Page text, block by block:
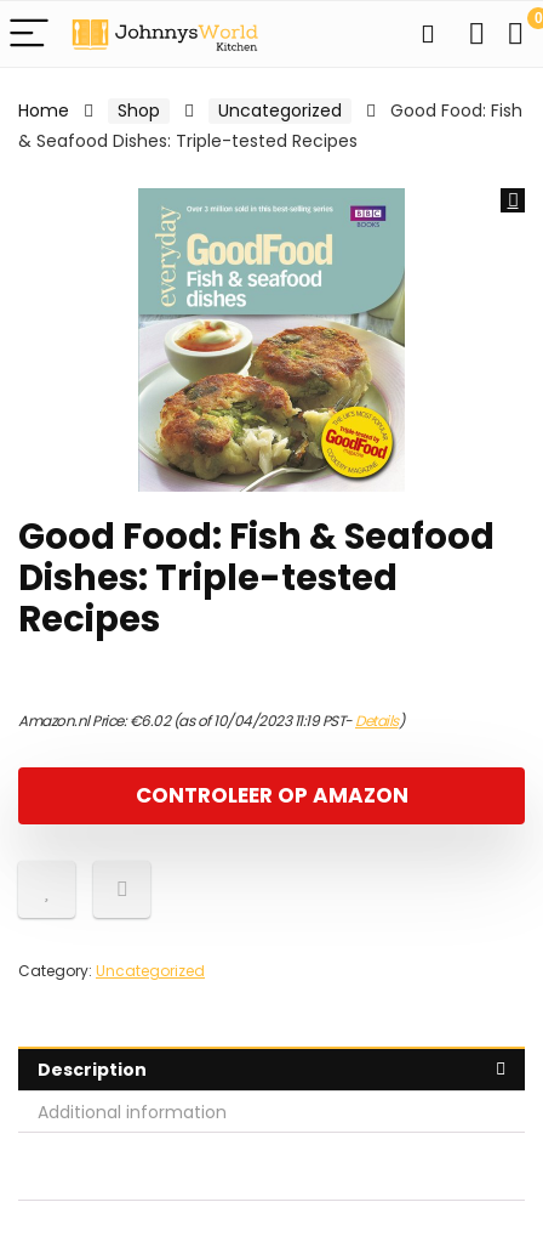
0
Home Shop Uncategorized
Good Food: Fish
& Seafood Dishes: Triple-tested Recipes
Good Food: Fish & Seafood
Dishes: Triple-tested
Recipes
Amazon.nl Price:€6.02(as of 10/04/2023 11:19 PST-Details)
CONTROLEER OP AMAZON
Category: Uncategorized
Description
Additional information